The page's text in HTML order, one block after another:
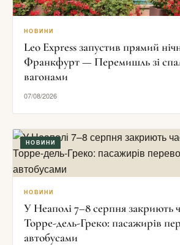
НОВИНИ
Leo Express запустив прямий
Франкфурт — Перемишль зі
вагонами
07/08/2026
НОВИНИ
НОВИНИ
У Неаполі 7–8 серпня закриють
Торре-дель-Греко: пасажирів
автобусами